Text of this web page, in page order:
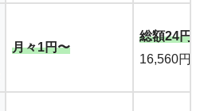
月々1円〜
総額24円〜
16,560円